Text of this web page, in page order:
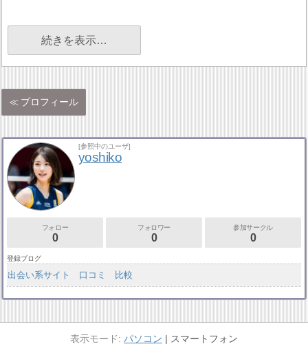
続きを表示…
プロフィール
[参照中のユーザ]
yoshiko
フォロー
0
フォロワー
0
参加サークル
0
登録ブログ
出会い系サイト 口コミ 比較
パソコン スマートフォン